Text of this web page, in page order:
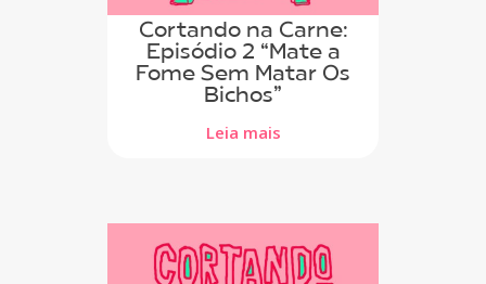
Cortando na Carne:
Episódio 2 “Mate a
Fome Sem Matar Os
Bichos”
Leia mais